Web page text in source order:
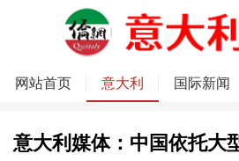
网站首页 意大利 国际新闻
意大利媒体：中国依托大